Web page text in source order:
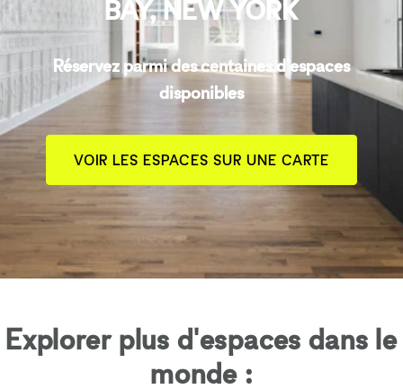
BAY, NEW YORK
Réservez parmi des centaines d'espaces
disponibles
VOIR LES ESPACES SUR UNE CARTE
Explorer plus d'espaces dans le
monde :